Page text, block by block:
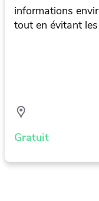
informations
tout en évitant
Gratuit